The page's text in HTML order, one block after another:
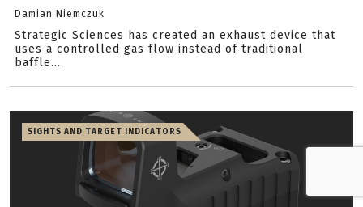
Damian Niemczuk
Strategic Sciences has created an exhaust device that
uses a controlled gas flow instead of traditional
baffle...
SIGHTS AND TARGET INDICATORS